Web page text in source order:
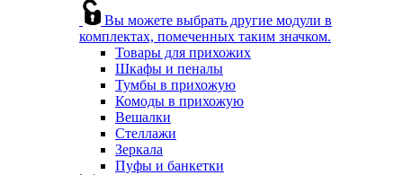
Вы можете выбрать другие модули в
комплектах, помеченных таким значком.
Товары для прихожих
Шкафы и пеналы
Тумбы в прихожую
Комоды в прихожую
Вешалки
Стеллажи
Зеркала
Пуфы и банкетки